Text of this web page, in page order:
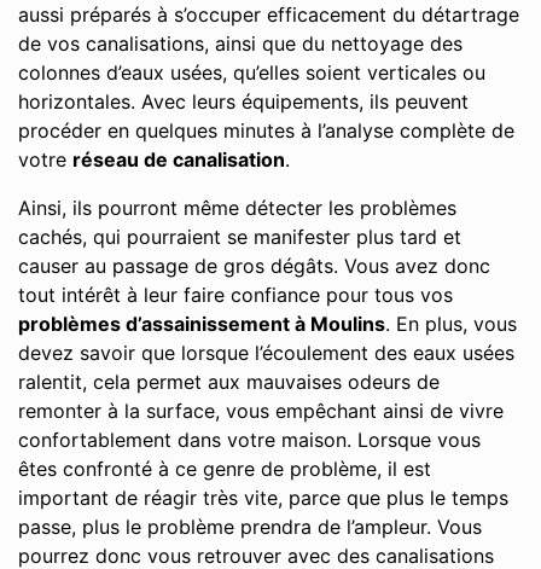
aussi préparés à s’occuper efficacement du détartrage
de vos canalisations, ainsi que du nettoyage des
colonnes d’eaux usées, qu’elles soient verticales ou
horizontales. Avec leurs équipements, ils peuvent
procéder en quelques minutes à l’analyse complète de
votre réseau de canalisation.
Ainsi, ils pourront même détecter les problèmes
cachés, qui pourraient se manifester plus tard et
causer au passage de gros dégâts. Vous avez donc
tout intérêt à leur faire confiance pour tous vos
problèmes d’assainissement à Moulins. En plus, vous
devez savoir que lorsque l’écoulement des eaux usées
ralentit, cela permet aux mauvaises odeurs de
remonter à la surface, vous empêchant ainsi de vivre
confortablement dans votre maison. Lorsque vous
êtes confronté à ce genre de problème, il est
important de réagir très vite, parce que plus le temps
passe, plus le problème prendra de l’ampleur. Vous
pourrez donc vous retrouver avec des canalisations